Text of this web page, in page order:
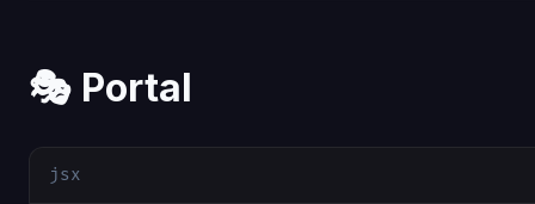
🎭 Portal
jsx